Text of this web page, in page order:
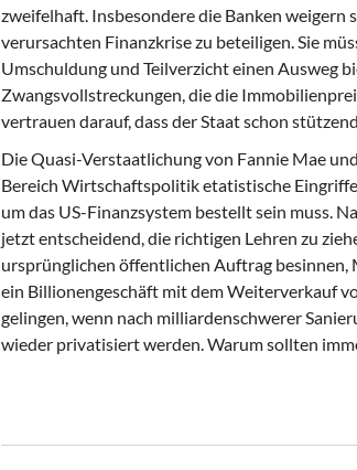
zweifelhaft. Insbesondere die Banken weigern
verursachten Finanzkrise zu beteiligen. Sie
Umschuldung und Teilverzicht einen Ausweg
Zwangsvollstreckungen, die die
vertrauen darauf, dass der Staat schon
Die Quasi-Verstaatlichung von Fannie Mae
Bereich Wirtschaftspolitik etatistische
um das US-Finanzsystem bestellt sein muss.
jetzt entscheidend, die richtigen Lehren zu
ursprünglichen öffentlichen Auftrag
ein Billionengeschäft mit dem Weiterverkauf
gelingen, wenn nach milliardenschwerer
wieder privatisiert werden. Warum sollten